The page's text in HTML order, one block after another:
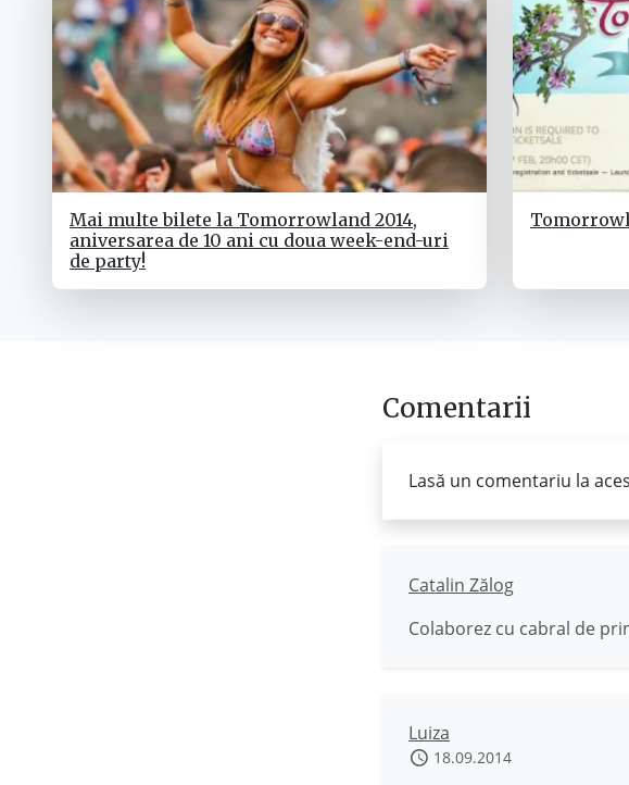
Mai multe bilete la Tomorrowland 2014,
aniversarea de 10 ani cu doua week-end-uri
de party!
Comentarii
Lasă un comentariu la
Catalin Zălog
Colaborez cu cabral de
Luiza
18.09.2014